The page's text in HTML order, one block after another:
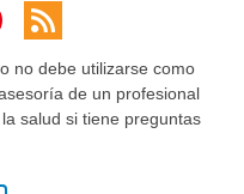
no debe utilizarse como
de un profesional
salud si tiene preguntas